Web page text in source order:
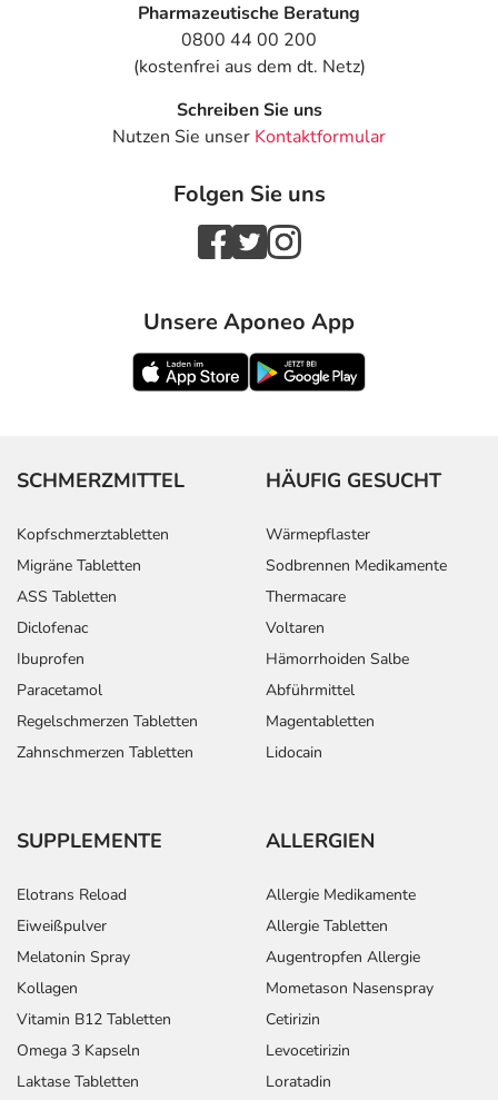
Pharmazeutische Beratung
0800 44 00 200
(kostenfrei aus dem dt. Netz)
Schreiben Sie uns
Nutzen Sie unser Kontaktformular
Folgen Sie uns
Unsere Aponeo App
SCHMERZMITTEL
Kopfschmerztabletten
Migräne Tabletten
ASS Tabletten
Diclofenac
Ibuprofen
Paracetamol
Regelschmerzen Tabletten
Zahnschmerzen Tabletten
HÄUFIG GESUCHT
Wärmepflaster
Sodbrennen Medikamente
Thermacare
Voltaren
Hämorrhoiden Salbe
Abführmittel
Magentabletten
Lidocain
SUPPLEMENTE
Elotrans Reload
Eiweißpulver
Melatonin Spray
Kollagen
Vitamin B12 Tabletten
Omega 3 Kapseln
Laktase Tabletten
ALLERGIEN
Allergie Medikamente
Allergie Tabletten
Augentropfen Allergie
Mometason Nasenspray
Cetirizin
Levocetirizin
Loratadin